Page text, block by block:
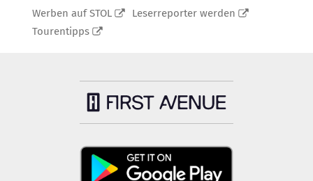
Werben auf STOL
Leserreporter werden
Tourentipps